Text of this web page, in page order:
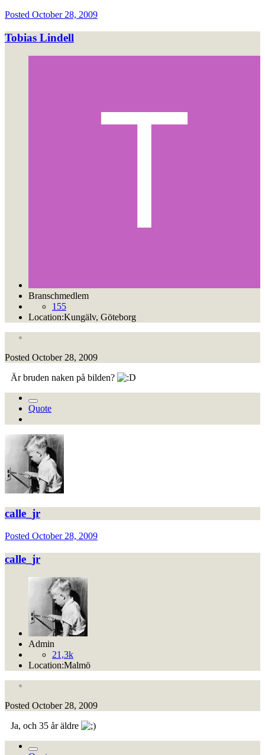
Posted October 28, 2009
Tobias Lindell
Branschmedlem
155
Location:Kungälv, Göteborg
Posted October 28, 2009
Är bruden naken på bilden?
Quote
calle_jr
Posted October 28, 2009
calle_jr
Admin
21,3k
Location:Malmö
Posted October 28, 2009
Ja, och 35 år äldre